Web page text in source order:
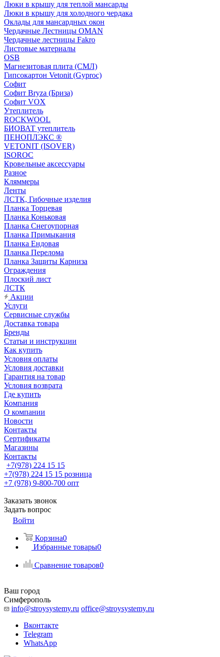
Люки в крышу для теплой мансарды
Люки в крышу для холодного чердака
Оклады для мансардных окон
Чердачные Лестницы OMAN
Чердачные лестницы Fakro
Листовые материалы
OSB
Магнезитовая плита (СМЛ)
Гипсокартон Vetonit (Gyproc)
Софит
Софит Bryza (Бриза)
Софит VOX
Утеплитель
ROCKWOOL
БИОВАТ утеплитель
ПЕНОПЛЭКС ®
VETONIT (ISOVER)
ISOROC
Кровельные аксессуары
Разное
Кляммеры
Ленты
ЛСТК, Гибочные изделия
Планка Торцевая
Планка Коньковая
Планка Снегоупорная
Планка Примыкания
Планка Ендовая
Планка Перелома
Планка Защиты Карниза
Ограждения
Плоский лист
ЛСТК
Акции
Услуги
Сервисные службы
Доставка товара
Бренды
Статьи и инструкции
Как купить
Условия оплаты
Условия доставки
Гарантия на товар
Условия возврата
Где купить
Компания
О компании
Новости
Контакты
Сертификаты
Магазины
Контакты
+7(978) 224 15 15
+7(978) 224 15 15 розница
+7 (978) 9-800-700 опт
Заказать звонок
Задать вопрос
Войти
Корзина0
Избранные товары0
Сравнение товаров0
Ваш город
Симферополь
info@stroysystemy.ru office@stroysystemy.ru
Вконтакте
Telegram
WhatsApp